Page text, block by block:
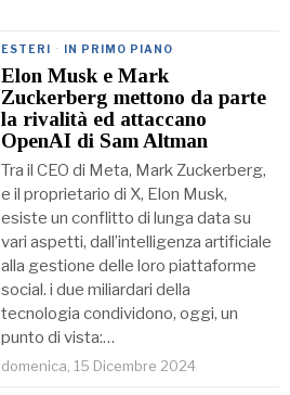
ESTERI · IN PRIMO PIANO
Elon Musk e Mark
Zuckerberg mettono da parte
la rivalità ed attaccano
OpenAI di Sam Altman
Tra il CEO di Meta, Mark Zuckerberg,
e il proprietario di X, Elon Musk,
esiste un conflitto di lunga data su
vari aspetti, dall’intelligenza artificiale
alla gestione delle loro piattaforme
social. i due miliardari della
tecnologia condividono, oggi, un
punto di vista:…
domenica, 15 Dicembre 2024